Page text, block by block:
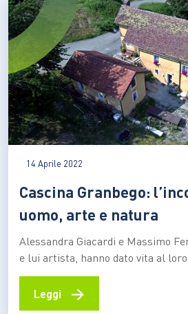
14 Aprile 2022
Cascina Granbego:
uomo, arte e natura
Alessandra Giacardi e Massimo
e lui artista, hanno dato vita al
Sassello, in Liguria. Una storia
ora conta su un’associazione
Leggi →